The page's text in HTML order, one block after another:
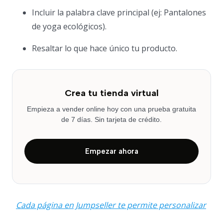
Incluir la palabra clave principal (ej: Pantalones
de yoga ecológicos).
Resaltar lo que hace único tu producto.
Crea tu tienda virtual
Empieza a vender online hoy con una prueba gratuita
de 7 días. Sin tarjeta de crédito.
Empezar ahora
Cada página en Jumpseller te permite personalizar